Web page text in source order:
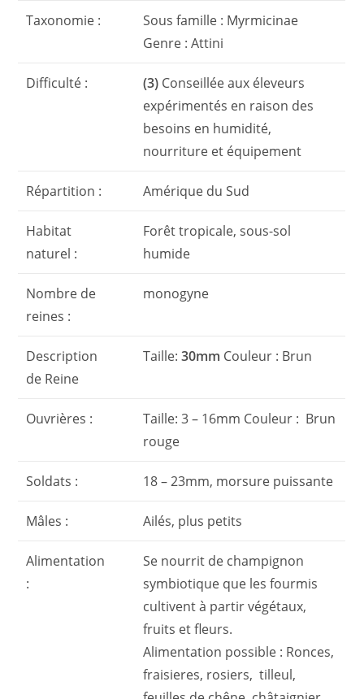
Taxonomie :
Sous famille : Myrmicinae
Genre : Attini
Difficulté : (3) Conseillée aux éleveurs
expérimentés en raison des
besoins en humidité,
nourriture et équipement
Répartition : Amérique du Sud
Habitat
naturel :
Forêt tropicale, sous-sol
humide
Nombre de
reines :
monogyne
Description
de Reine
Taille:30mm Couleur : Brun
Ouvrières :
Taille: 3 – 16mm Couleur : Brun
rouge
Soldats : 18 – 23mm, morsure puissante
Mâles : Ailés, plus petits
Alimentation
:
Se nourrit de champignon
symbiotique que les fourmis
cultivent à partir végétaux,
fruits et fleurs.
Alimentation possible : Ronces,
fraisieres, rosiers, tilleul,